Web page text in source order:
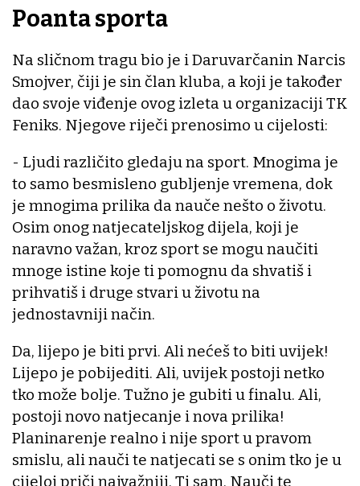
Poanta sporta
Na sličnom tragu bio je i Daruvarčanin Narcis
Smojver, čiji je sin član kluba, a koji je također
dao svoje viđenje ovog izleta u organizaciji TK
Feniks. Njegove riječi prenosimo u cijelosti:
- Ljudi različito gledaju na sport. Mnogima je
to samo besmisleno gubljenje vremena, dok
je mnogima prilika da nauče nešto o životu.
Osim onog natjecateljskog dijela, koji je
naravno važan, kroz sport se mogu naučiti
mnoge istine koje ti pomognu da shvatiš i
prihvatiš i druge stvari u životu na
jednostavniji način.
Da, lijepo je biti prvi. Ali nećeš to biti uvijek!
Lijepo je pobijediti. Ali, uvijek postoji netko
tko može bolje. Tužno je gubiti u finalu. Ali,
postoji novo natjecanje i nova prilika!
Planinarenje realno i nije sport u pravom
smislu, ali nauči te natjecati se s onim tko je u
cijeloj priči najvažniji. Ti sam. Nauči te